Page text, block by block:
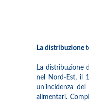
La distribuzione
La distribuzione
nel Nord-Est, il
un’incidenza
alimentari.